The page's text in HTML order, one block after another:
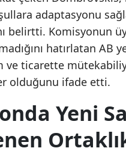
adaptasyonu
belirtti. Komisyonun
hatırlatan AB
ticarette
olduğunu ifade etti.
Yeni